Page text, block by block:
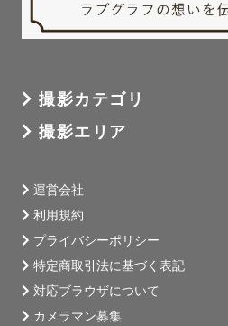
撮影カテゴリ
撮影エリア
運営会社
利用規約
プライバシーポリシー
特定商取引法に基づく表記
対応ブラウザについて
カメラマン募集